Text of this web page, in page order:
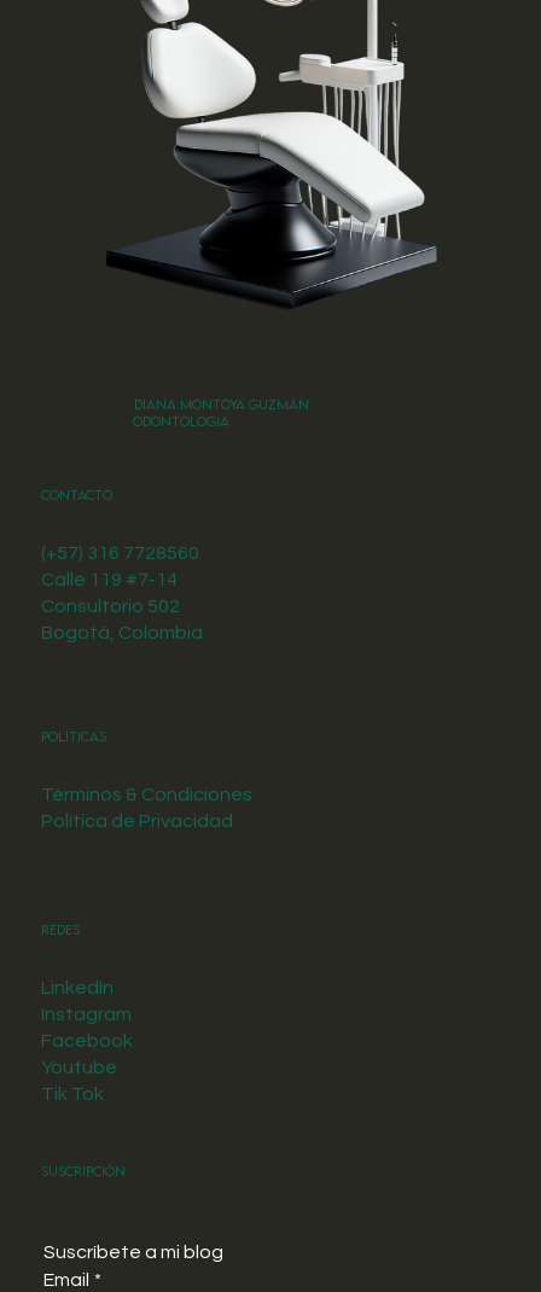
DIANA MONTOYA GUZMÁN
ODONTOLOGIA
Contacto
(+57) 316 7728560
Calle 119 #7-14
Consultorio 502
Bogotá, Colombia
Políticas
Términos & Condiciones
Política de Privacidad
Redes
LinkedIn
Instagram
Facebook
Youtube
Tik Tok
Suscripción
Suscríbete a mi blog
Email *